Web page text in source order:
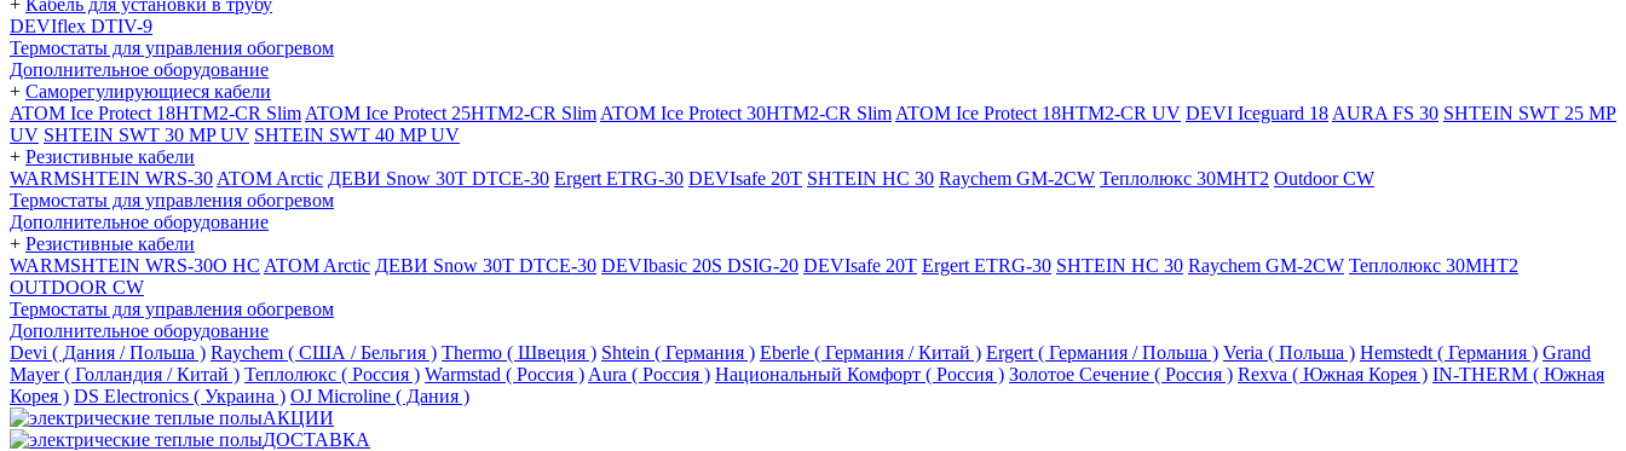
+ Кабель для установки в трубу
DEVIflex DTIV-9
Термостаты для управления обогревом
Дополнительное оборудование
+ Саморегулирующиеся кабели
ATOM Ice Protect 18HTM2-CR Slim ATOM Ice Protect 25HTM2-CR Slim ATOM Ice Protect 30HTM2-CR Slim ATOM Ice Protect 18HTM2-CR UV DEVI Iceguard 18 AURA FS 30 SHTEIN SWT 25 MP
UV SHTEIN SWT 30 MP UV SHTEIN SWT 40 MP UV
+ Резистивные кабели
WARMSHTEIN WRS-30 ATOM Arctic ДЕВИ Snow 30T DTCE-30 Ergert ETRG-30 DEVIsafe 20T SHTEIN HC 30 Raychem GM-2CW Теплолюкс 30МНТ2 Outdoor CW
Термостаты для управления обогревом
Дополнительное оборудование
+ Резистивные кабели
WARMSHTEIN WRS-30O HC ATOM Arctic ДЕВИ Snow 30T DTCE-30 DEVIbasic 20S DSIG-20 DEVIsafe 20T Ergert ETRG-30 SHTEIN HC 30 Raychem GM-2CW Теплолюкс 30МНТ2
OUTDOOR CW
Термостаты для управления обогревом
Дополнительное оборудование
Devi ( Дания / Польша ) Raychem ( США / Бельгия ) Thermo ( Швеция ) Shtein ( Германия ) Eberle ( Германия / Китай ) Ergert ( Германия / Польша ) Veria ( Польша ) Hemstedt ( Германия ) Grand
Mayer ( Голландия / Китай ) Теплолюкс ( Россия ) Warmstad ( Россия ) Aura ( Россия ) Национальный Комфорт ( Россия ) Золотое Сечение ( Россия ) Rexva ( Южная Корея ) IN-THERM ( Южная
Корея ) DS Electronics ( Украина ) OJ Microline ( Дания )
АКЦИИ
ДОСТАВКА